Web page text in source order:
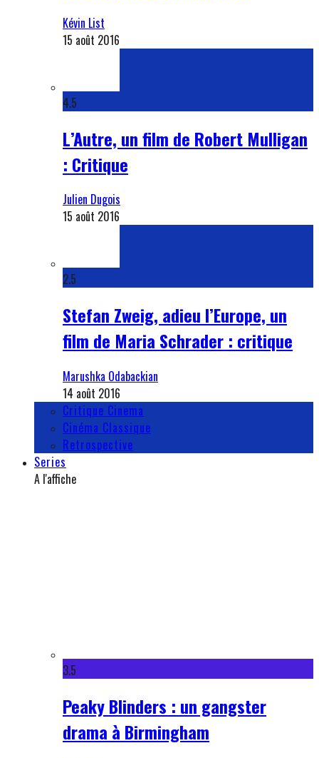
Kévin List
15 août 2016
4.5
L’Autre, un film de Robert Mulligan
: Critique
Julien Dugois
15 août 2016
2.5
Stefan Zweig, adieu l’Europe, un
film de Maria Schrader : critique
Marushka Odabackian
14 août 2016
Critique Cinema
Cinéma Classique
Retrospective
Series
A l'affiche
3.5
Peaky Blinders : un gangster
drama à Birmingham